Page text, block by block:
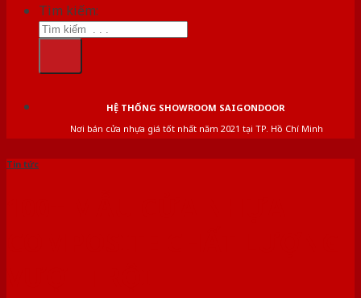
Tìm kiếm:
HỆ THỐNG SHOWROOM SAIGONDOOR
Nơi bán cửa nhựa giá tốt nhất năm 2021 tại TP. Hồ Chí Minh
Tin tức